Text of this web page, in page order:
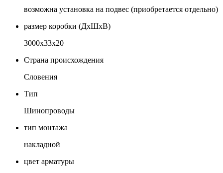
возможна установка на подвес (приобретается отдельно)
размер коробки (ДхШхВ)
3000х33х20
Страна происхождения
Словения
Тип
Шинопроводы
тип монтажа
накладной
цвет арматуры